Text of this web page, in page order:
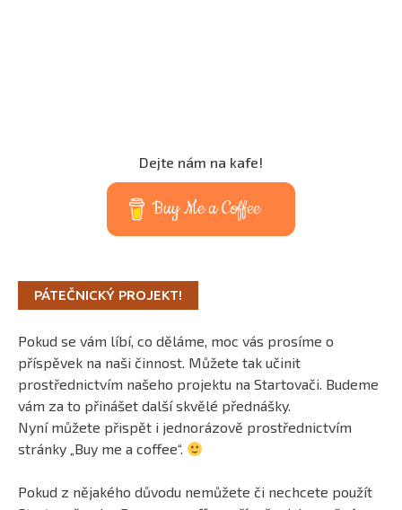
Dejte nám na kafe!
Buy Me a Coffee
PÁTEČNICKÝ PROJEKT!
Pokud se vám líbí, co děláme, moc vás prosíme o
příspěvek na naši činnost. Můžete tak učinit
prostřednictvím našeho projektu na Startovači. Budeme
vám za to přinášet další skvělé přednášky.
Nyní můžete přispět i jednorázově prostřednictvím
stránky „Buy me a coffee“.
Pokud z nějakého důvodu nemůžete či nechcete použít